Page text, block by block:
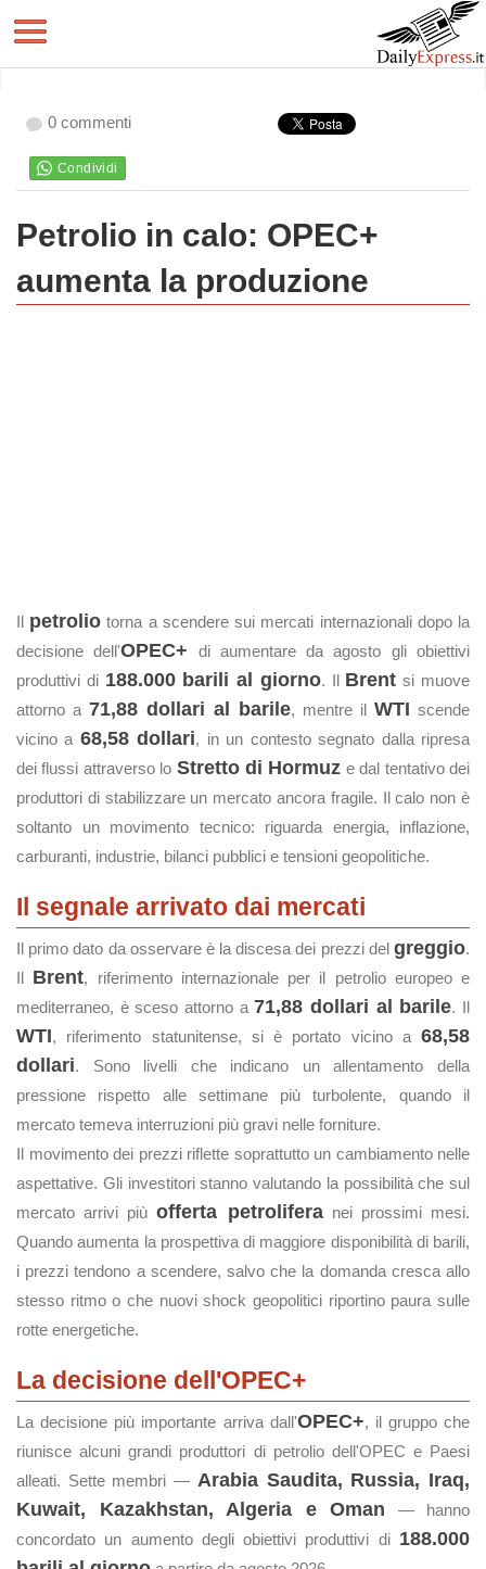
0 commenti
Petrolio in calo: OPEC+
aumenta la produzione
Il petrolio torna a scendere sui mercati internazionali dopo la
decisione dell'OPEC+ di aumentare da agosto gli obiettivi
produttivi di 188.000 barili al giorno. Il Brent si muove
attorno a 71,88 dollari al barile, mentre il WTI scende
vicino a 68,58 dollari, in un contesto segnato dalla ripresa
dei flussi attraverso lo Stretto di Hormuz e dal tentativo dei
produttori di stabilizzare un mercato ancora fragile. Il calo non è
soltanto un movimento tecnico: riguarda energia, inflazione,
carburanti, industrie, bilanci pubblici e tensioni geopolitiche.
Il segnale arrivato dai mercati
Il primo dato da osservare è la discesa dei prezzi del greggio.
Il Brent, riferimento internazionale per il petrolio europeo e
mediterraneo, è sceso attorno a71,88 dollari al barile. Il
WTI, riferimento statunitense, si è portato vicino a 68,58
dollari. Sono livelli che indicano un allentamento della
pressione rispetto alle settimane più turbolente, quando il
mercato temeva interruzioni più gravi nelle forniture.
Il movimento dei prezzi riflette soprattutto un cambiamento nelle
aspettative. Gli investitori stanno valutando la possibilità che sul
mercato arrivi piùofferta petroliferanei prossimi mesi.
Quando aumenta la prospettiva di maggiore disponibilità di barili,
i prezzi tendono a scendere, salvo che la domanda cresca allo
stesso ritmo o che nuovi shock geopolitici riportino paura sulle
rotte energetiche.
La decisione dell'OPEC+
La decisione più importante arriva dall'OPEC+, il gruppo che
riunisce alcuni grandi produttori di petrolio dell'OPEC e Paesi
alleati. Sette membri — Arabia Saudita, Russia, Iraq,
Kuwait, Kazakhstan, Algeria e Oman — hanno
concordato un aumento degli obiettivi produttivi di 188.000